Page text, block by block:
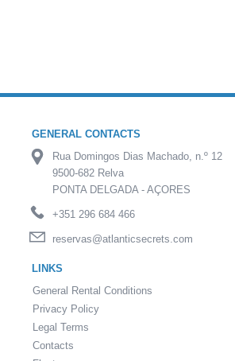
GENERAL CONTACTS
Rua Domingos Dias Machado, n.º 12
9500-682 Relva
PONTA DELGADA - AÇORES
+351 296 684 466
reservas@atlanticsecrets.com
LINKS
General Rental Conditions
Privacy Policy
Legal Terms
Contacts